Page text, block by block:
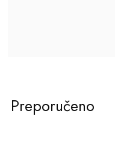
Preporučeno